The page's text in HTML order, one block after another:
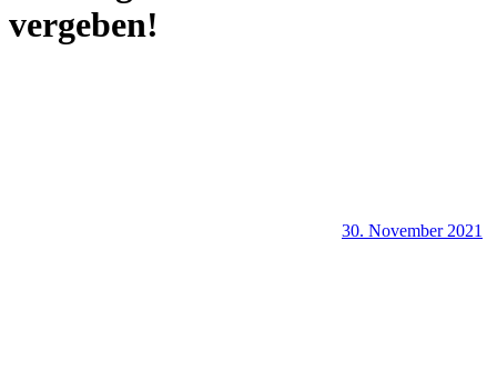
vergeben!
30. November 2021